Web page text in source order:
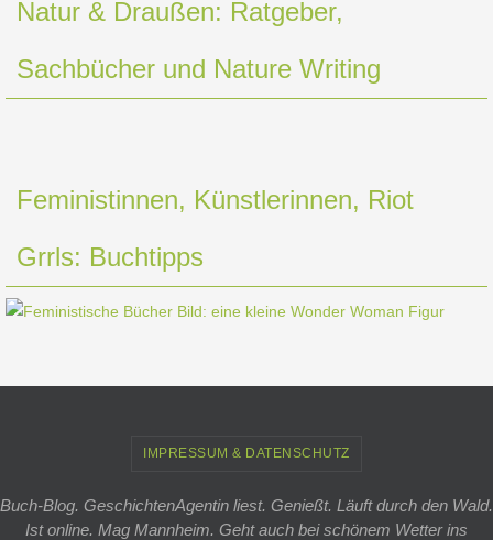
Natur & Draußen: Ratgeber,
Sachbücher und Nature Writing
Feministinnen, Künstlerinnen, Riot
Grrls: Buchtipps
IMPRESSUM & DATENSCHUTZ
Buch-Blog. GeschichtenAgentin liest. Genießt. Läuft durch den Wald.
Ist online. Mag Mannheim. Geht auch bei schönem Wetter ins